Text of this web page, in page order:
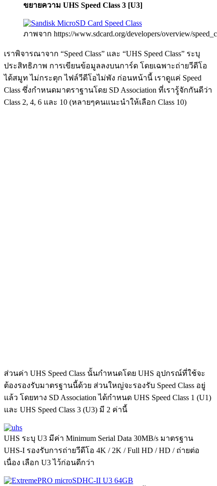
ขยายความ UHS Speed Class 3 [U3]
ภาพจาก https://www.sdcard.org/developers/overview/
เราพิจารณาจาก “Speed Class” และ “UHS Speed Class” ระบุ
ประสิทธิภาพ การเขียนข้อมูลลงบนการ์ด โดยเฉพาะถ่ายวีดีโอ
ได้สมูท ไม่กระตุก ไฟล์วีดีโอไม่พัง ก่อนหน้านี้ เราดูแค่ Speed
Class ซึ่งกำหนดมาตราฐานโดย SD Association ที่เรารู้จักกันดีว่า
Class 2, 4, 6 และ 10 (หลายๆคนแนะนำให้เลือก Class 10)
ส่วนค่า UHS Speed Class นั้นกำหนดโดย UHS อุปกรณ์ที่ใช้จะ
ต้องรองรับมาตรฐานนี้ด้วย ส่วนใหญ่จะรองรับ Speed Class อยู่
แล้ว โดยทาง SD Association ได้กำหนด UHS Speed Class 1 (U1)
และ UHS Speed Class 3 (U3) มี 2 ค่านี้
UHS ระบุ U3 มีค่า Minimum Serial Data 30MB/s มาตรฐาน
UHS-I รองรับการถ่ายวีดีโอ 4K / 2K / Full HD / HD / ถ่ายต่อ
เนื่อง เลือก U3 ไว้ก่อนดีกว่า